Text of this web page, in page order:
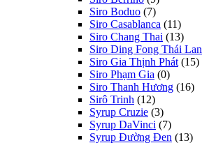
Siro Boduo (7)
Siro Casablanca (11)
Siro Chang Thai (13)
Siro Ding Fong Thái Lan
Siro Gia Thịnh Phát (15)
Siro Phạm Gia (0)
Siro Thanh Hương (16)
Sirô Trinh (12)
Syrup Cruzie (3)
Syrup DaVinci (7)
Syrup Đường Đen (13)